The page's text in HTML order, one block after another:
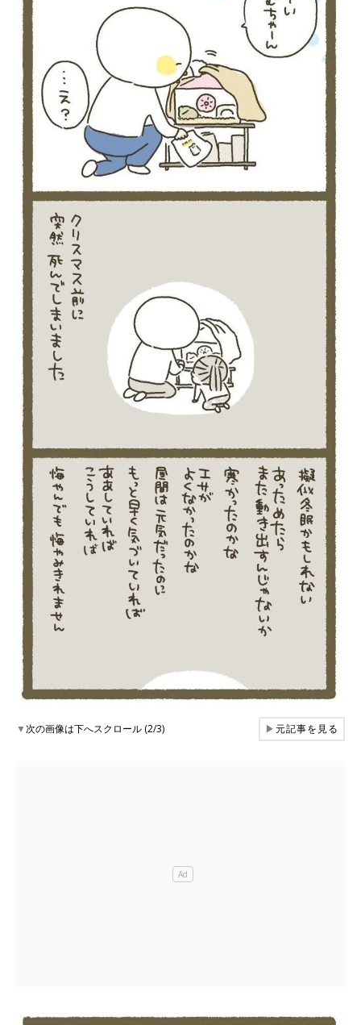
▼次の画像は下へスクロール (2/3) ▶元記事を見る